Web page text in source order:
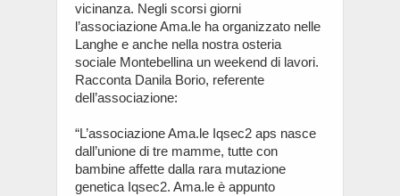
vicinanza. Negli scorsi giorni
l’associazione Ama.le ha organizzato nelle
Langhe e anche nella nostra osteria
sociale Montebellina un weekend di lavori.
Racconta Danila Borio, referente
dell’associazione:
“L’associazione Ama.le Iqsec2 aps nasce
dall’unione di tre mamme, tutte con
bambine affette dalla rara mutazione
genetica Iqsec2. Ama.le è appunto